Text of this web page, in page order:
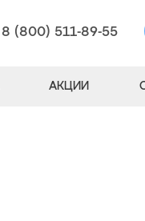
8 (800) 511-89-55
АКЦИИ